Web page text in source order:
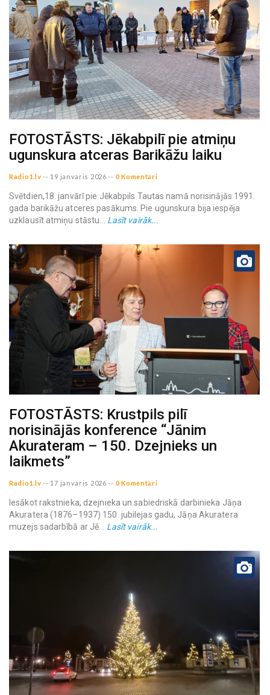
FOTOSTĀSTS: Jēkabpilī pie atmiņu
ugunskura atceras Barikāžu laiku
Radio1.lv -- 19 janvaris 2026 -- 0 Komentāri
Svētdien,18. janvārī pie Jēkabpils Tautas namā norisinājās 1991.
gada barikāžu atceres pasākums. Pie ugunskura bija iespēja
uzklausīt atmiņu stāstu... Lasīt vairāk...
FOTOSTĀSTS: Krustpils pilī
norisinājās konference “Jānim
Akurateram – 150. Dzejnieks un
laikmets”
Radio1.lv -- 17 janvaris 2026 -- 0 Komentāri
Iesākot rakstnieka, dzejnieka un sabiedriskā darbinieka Jāņa
Akuratera (1876–1937) 150. jubilejas gadu, Jāņa Akuratera
muzejs sadarbībā ar Jē... Lasīt vairāk...